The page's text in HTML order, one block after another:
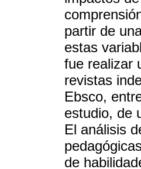
partir de
estas
fue realizar
revistas
Ebsco,
estudio, de
El análisis
de